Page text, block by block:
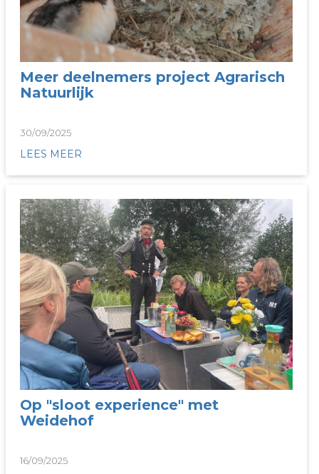
Meer deelnemers project Agrarisch
Natuurlijk
30/09/2025
LEES MEER
Op "sloot experience" met
Weidehof
16/09/2025